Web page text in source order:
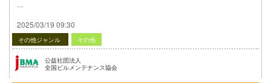
2025/03/19 09:30
その他ジャンル その他
公益社団法人
全国ビルメンテナンス協会